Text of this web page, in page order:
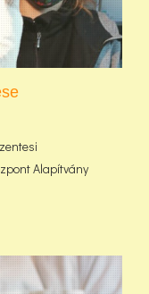
Alapítvány